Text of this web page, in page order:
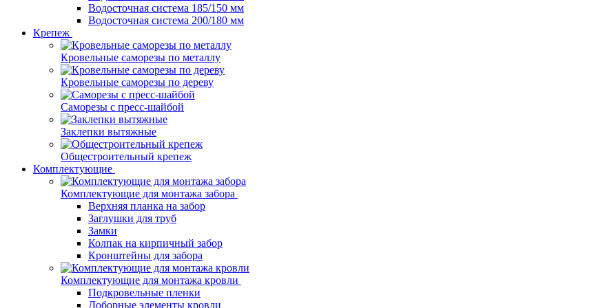
Водосточная система 185/150 мм
Водосточная система 200/180 мм
Крепеж
Кровельные саморезы по металлу
Кровельные саморезы по дереву
Саморезы с пресс-шайбой
Заклепки вытяжные
Общестроительный крепеж
Комплектующие
Комплектующие для монтажа забора
Верхняя планка на забор
Заглушки для труб
Замки
Колпак на кирпичный забор
Кронштейны для забора
Комплектующие для монтажа кровли
Подкровельные пленки
Доборные элементы кровли